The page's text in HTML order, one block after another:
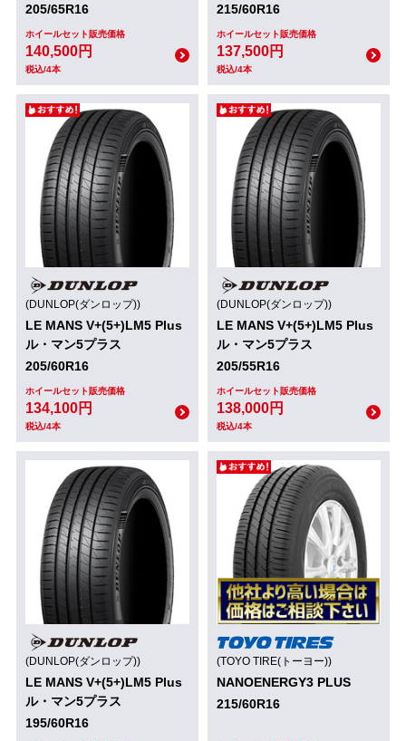
205/65R16
ホイールセット販売価格
140,500円
税込/4本
215/60R16
ホイールセット販売価格
137,500円
税込/4本
(DUNLOP(ダンロップ))
LE MANS V+(5+)LM5 Plus
ル・マン5プラス
205/60R16
ホイールセット販売価格
134,100円
税込/4本
(DUNLOP(ダンロップ))
LE MANS V+(5+)LM5 Plus
ル・マン5プラス
205/55R16
ホイールセット販売価格
138,000円
税込/4本
(DUNLOP(ダンロップ))
LE MANS V+(5+)LM5 Plus
ル・マン5プラス
195/60R16
(TOYO TIRE(トーヨー))
NANOENERGY3 PLUS
215/60R16